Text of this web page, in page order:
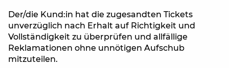
Der/die Kund:in hat die zugesandten Tickets
unverzüglich nach Erhalt auf Richtigkeit und
Vollständigkeit zu überprüfen und allfällige
Reklamationen ohne unnötigen Aufschub
mitzuteilen.